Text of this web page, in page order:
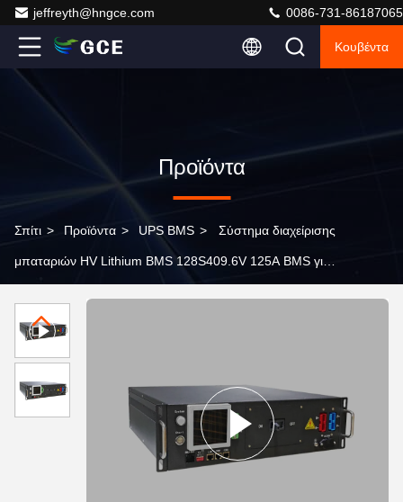
jeffreyth@hngce.com 0086-731-86187065
Κουβέντα
Προϊόντα
Σπίτι > Προϊόντα > UPS BMS > Σύστημα διαχείρισης
μπαταριών HV Lithium BMS 128S409.6V 125A BMS για